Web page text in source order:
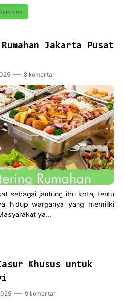
Jakarta Pusat
8 komentar
sebagai jantung ibu kota, tentu
hidup warganya yang memiliki
ya…
Khusus untuk
9 komentar